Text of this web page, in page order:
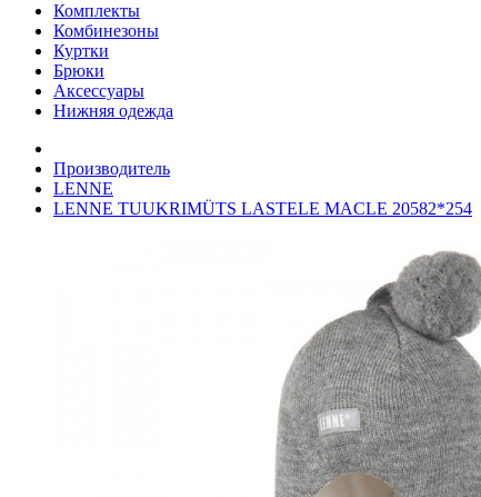
Комплекты
Комбинезоны
Куртки
Брюки
Аксессуары
Нижняя одежда
Производитель
LENNE
LENNE TUUKRIMÜTS LASTELE MACLE 20582*254